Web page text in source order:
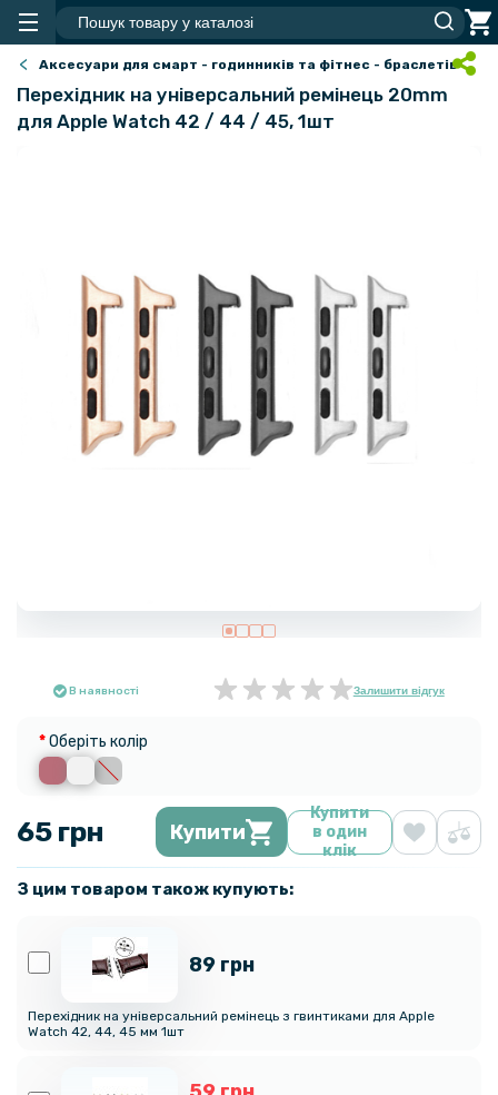
Аксесуари для смарт - годинників та фітнес - браслетів
Перехідник на універсальний ремінець 20mm
для Apple Watch 42 / 44 / 45, 1шт
В наявності Залишити відгук
Оберіть колір
65 грн Купити
Купити
в один
клік
З цим товаром також купують:
89 грн
Перехідник на універсальний ремінець з гвинтиками для Apple
Watch 42, 44, 45 мм 1шт